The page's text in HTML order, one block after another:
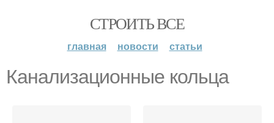
СТРОИТЬ ВСЕ
главная новости статьи
Канализационные кольца